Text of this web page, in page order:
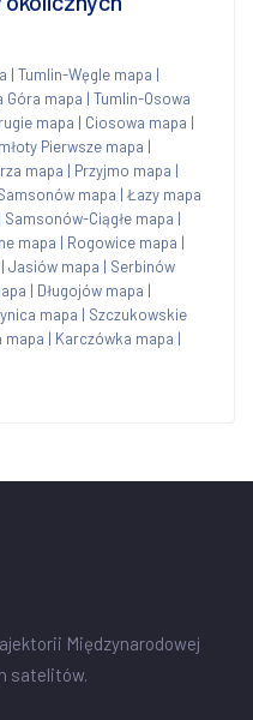
| Tumlin-Węgle mapa |
Góra mapa | Tumlin-Osowa
mapa | Ciosowa mapa |
Pierwsze mapa |
mapa | Przyjmo mapa |
mapa | Łazy mapa
Samsonów-Ciągłe mapa |
mapa | Rogowice mapa |
| Jasiów mapa | Serbinów
| Długojów mapa |
mapa | Szczukowskie
mapa | Karczówka mapa |
Międzynarodowej
satelitów.